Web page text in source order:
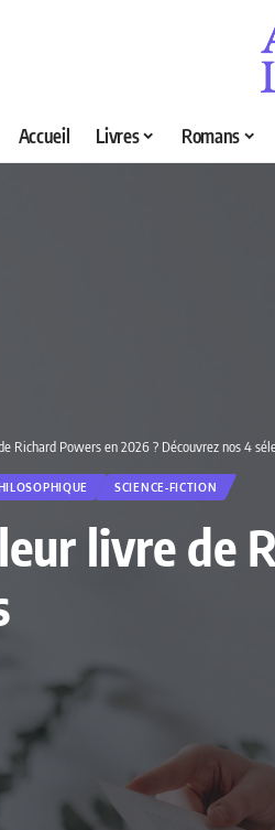
Accueil Livres Romans
Richard Powers en 2026 ? Découvrez nos 4
SCIENCE-FICTION
livre de